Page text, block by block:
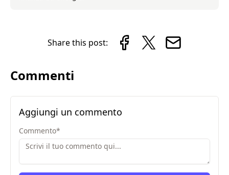
Share this post:
Commenti
Aggiungi un commento
Commento*